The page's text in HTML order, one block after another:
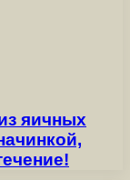
яичных